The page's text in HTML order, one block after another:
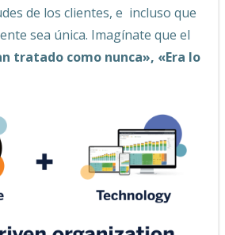
de los clientes, e incluso que
sea única. Imagínate que el
tratado como nunca», «Era lo